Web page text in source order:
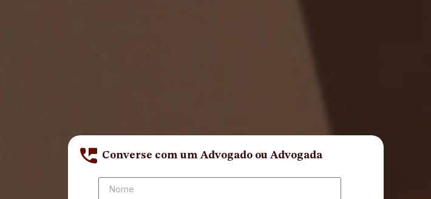
Converse com um Advogado ou Advogada